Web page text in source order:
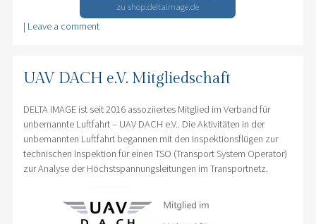
zu shop.deltaimage.de
| Leave a comment
UAV DACH e.V. Mitgliedschaft
DELTA IMAGE ist seit 2016 assoziiertes Mitglied im Verband für
unbemannte Luftfahrt – UAV DACH e.V.. Die Aktivitäten in der
unbemannten Luftfahrt begannen mit den Inspektionsflügen zur
technischen Inspektion für einen TSO (Transport System Operator)
zur Analyse der Höchstspannungsleitungen im Transportnetz.